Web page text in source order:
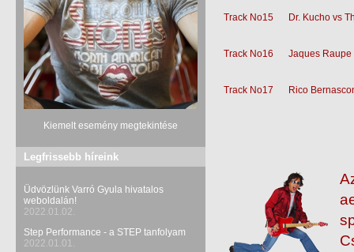
Kiemelt esemény megtekintése
Legfrissebb híreink
Üdvözlünk Varró Gyula hivatalos
weboldalán!
2022.01.02.
Step Performance - a STEP tanfolyam
2022.01.01.
Track No15 Dr. Kucho vs
Track No16 Jaques Raupe
Track No17 Rico